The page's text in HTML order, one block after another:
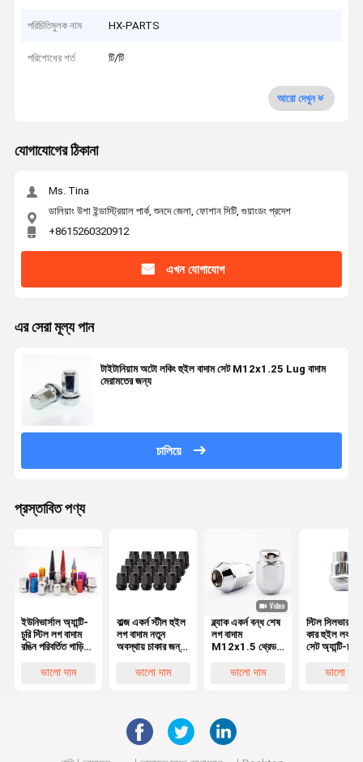
পরিচিতিমুলক নাম HX-PARTS
পরিশোধের শর্ত টি/টি
আরো দেখুন
যোগাযোগের ঠিকানা
Ms. Tina
ডালিয়াং উশা ইন্ডাস্ট্রিয়াল পার্ক, শুনদে জেলা, ফোশান সিটি, গুয়াংডং প্রদেশ
+8615260320912
এখন যোগাযোগ
এর সেরা মূল্য পান
টাইটানিয়াম অটো লকিং হুইল বাদাম সেট M12x1.25 Lug বাদাম
মেরামতের জন্য
চালিয়ে
প্রস্তাবিত পণ্য
ইউনিভার্সাল অ্যান্টি-
চুরি স্টিল লগ বাদাম
রঙিন পরিবর্তিত গাড়ি
ভালো দাম
বাল্জ একর্ন স্টীল হুইল
লগ বাদাম নতুন
অবস্থায় চাকার জন্য
ভালো দাম
ব্ল্যাক একর্ন বন্ধ শেষ
লগ বাদাম
M12x1.5 থ্রেড
উচ্চতা 0.9" প্রশস্ত
ভালো দাম
স্টিল সিলভার
কার হুইল লক
সেট অ্যান্টি-চুরি
ফাইন থ্রেড 10
ভালো দাম